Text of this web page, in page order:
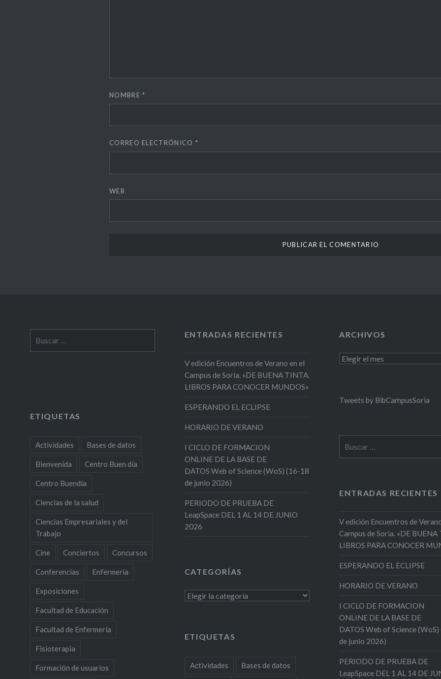
NOMBRE*
CORREO ELECTRÓNICO *
WEB
ENTRADAS RECIENTES
V edición Encuentros de Verano en el
Campus de Soria. «DE BUENA TINTA.
LIBROS PARA CONOCER MUNDOS»
ESPERANDO EL ECLIPSE
HORARIO DE VERANO
I CICLO DE FORMACION
ONLINE DE LA BASE DE
DATOS Web of Science (WoS) (16-18
de junio 2026)
PERIODO DE PRUEBA DE
LeapSpace DEL 1 AL 14 DE JUNIO
2026
ARCHIVOS
Archivos
Tweets by BibCampusSoria
ETIQUETAS
Actividades Bases de datos
Bienvenida Centro Buen día
Centro Buendía
Ciencias de la salud
Ciencias Empresariales y del
Trabajo
Cine Conciertos Concursos
Conferencias Enfermería
Exposiciones
Facultad de Educación
Facultad de Enfermería
Fisioterapia
Formación de usuarios
ENTRADAS RECIENTES
V edición Encuentros de
Campus de Soria. «DE
LIBROS PARA CONOCER
ESPERANDO EL ECLIPSE
HORARIO DE VERANO
I CICLO DE FORMACION
ONLINE DE LA BASE DE
DATOS Web of Science
de junio 2026)
PERIODO DE PRUEBA DE
LeapSpace DEL 1 AL 14 DE
CATEGORÍAS
Categorías
ETIQUETAS
Actividades Bases de datos